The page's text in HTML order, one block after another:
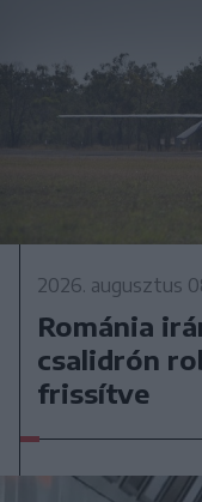
2026. augusztus
Románia
csalidrón
frissítve